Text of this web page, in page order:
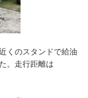
くのスタンドで給油
。走行距離は